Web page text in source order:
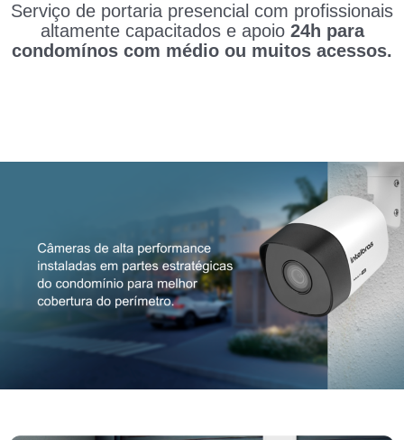
Serviço de portaria presencial com profissionais
altamente capacitados e apoio 24h para
condomínos com médio ou muitos acessos.